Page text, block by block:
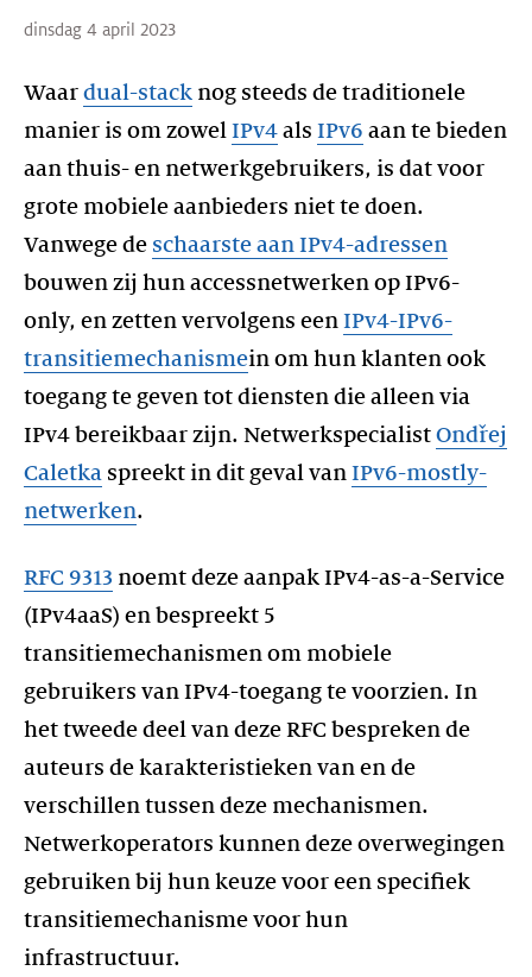
dinsdag 4 april 2023
Waar dual-stack nog steeds de traditionele
manier is om zowel IPv4 als IPv6 aan te bieden
aan thuis- en netwerkgebruikers, is dat voor
grote mobiele aanbieders niet te doen.
Vanwege de schaarste aan IPv4-adressen
bouwen zij hun accessnetwerken op IPv6-
only, en zetten vervolgens een IPv4-IPv6-
transitiemechanismein om hun klanten ook
toegang te geven tot diensten die alleen via
IPv4 bereikbaar zijn. Netwerkspecialist Ondřej
Caletka spreekt in dit geval van IPv6-mostly-
netwerken.
RFC 9313 noemt deze aanpak IPv4-as-a-Service
(IPv4aaS) en bespreekt 5
transitiemechanismen om mobiele
gebruikers van IPv4-toegang te voorzien. In
het tweede deel van deze RFC bespreken de
auteurs de karakteristieken van en de
verschillen tussen deze mechanismen.
Netwerkoperators kunnen deze overwegingen
gebruiken bij hun keuze voor een specifiek
transitiemechanisme voor hun
infrastructuur.